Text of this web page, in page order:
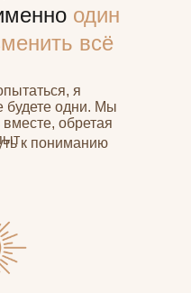
один
всё
я
будете одни. Мы
обретая
к пониманию